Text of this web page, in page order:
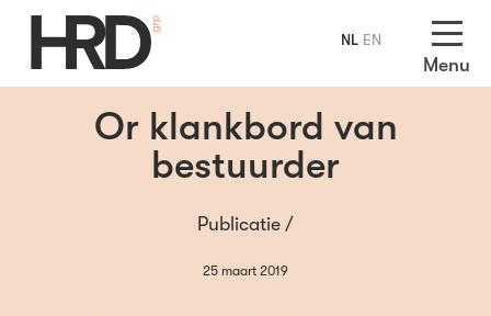
Menu
Or klankbord van
bestuurder
Publicatie /
25 maart 2019
NL EN